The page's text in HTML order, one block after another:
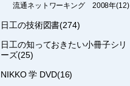
流通ネットワーキング 2008年(12)
日工の技術図書(274)
日工の知っておきたい小冊子シリ
ーズ(25)
NIKKO 学 DVD(16)